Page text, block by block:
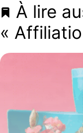
À lire
«